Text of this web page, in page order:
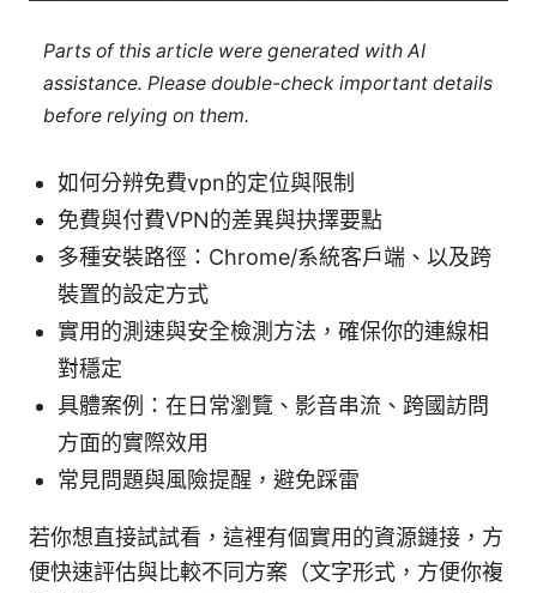
Parts of this article were generated with AI
assistance. Please double-check important details
before relying on them.
如何分辨免費vpn的定位與限制
免費與付費VPN的差異與抉擇要點
多種安裝路徑：Chrome/系統客戶端、以及跨
裝置的設定方式
實用的測速與安全檢測方法，確保你的連線相
對穩定
具體案例：在日常瀏覽、影音串流、跨國訪問
方面的實際效用
常見問題與風險提醒，避免踩雷
若你想直接試試看，這裡有個實用的資源鏈接，方
便快速評估與比較不同方案（文字形式，方便你複